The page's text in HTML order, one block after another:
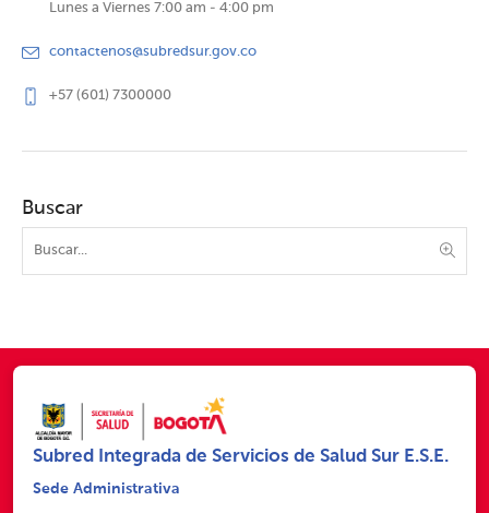
Lunes a Viernes 7:00 am - 4:00 pm
contactenos@subredsur.gov.co
+57 (601) 7300000
Buscar
Subred Integrada de Servicios de Salud Sur E.S.E.
Sede Administrativa